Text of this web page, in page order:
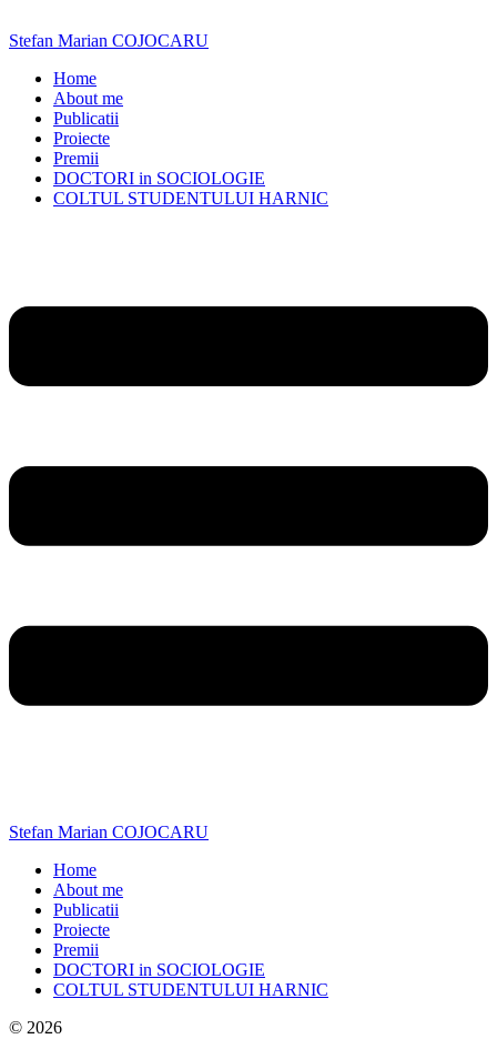
to
Stefan Marian COJOCARU
Home
About me
Publicatii
Proiecte
Premii
DOCTORI in SOCIOLOGIE
COLTUL STUDENTULUI HARNIC
Stefan Marian COJOCARU
Home
About me
Publicatii
Proiecte
Premii
DOCTORI in SOCIOLOGIE
COLTUL STUDENTULUI HARNIC
© 2026